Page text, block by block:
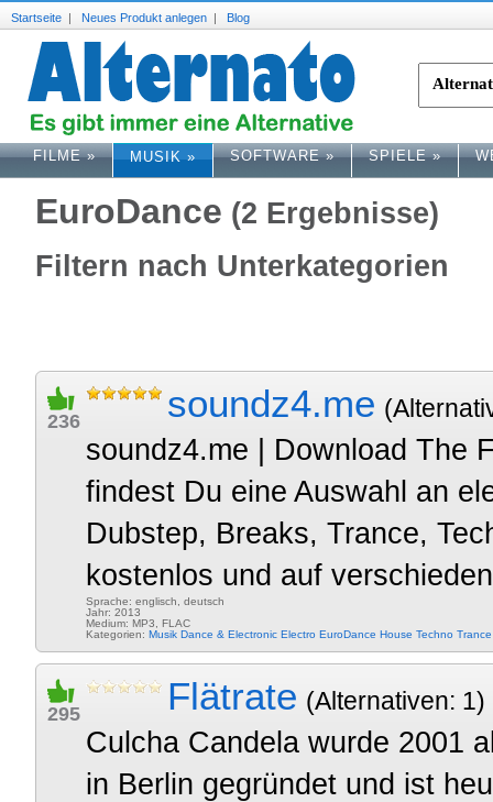
Startseite | Neues Produkt anlegen | Blog
FILME» MUSIK» SOFTWARE» SPIELE»
EuroDance (2 Ergebnisse)
Filtern nach Unterkategorien
236 soundz4.me
soundz4.me | Download The
findest Du eine Auswahl an
Dubstep, Breaks, Trance,
kostenlos und auf
Sprache: englisch, deutsch
Jahr: 2013
Medium: MP3, FLAC
Kategorien: Musik Dance & Electronic Electro EuroDance House Techno Trance
295 Flätrate (Alternativen: 1)
Culcha Candela wurde 2001
in Berlin gegründet und ist